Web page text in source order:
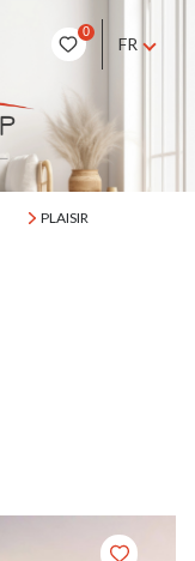
0
FR
PLAISIR